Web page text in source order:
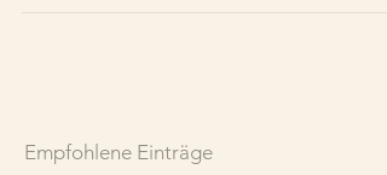
Empfohlene Einträge